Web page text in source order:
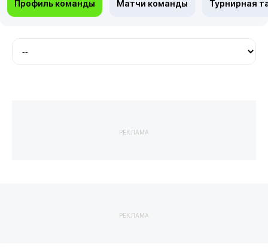
Профиль команды Матчи команды Турнирная
РЕКЛАМА
РЕКЛАМА